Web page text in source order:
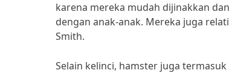
karena mereka mudah dijinakkan
dengan anak-anak. Mereka juga
Smith.
Selain kelinci, hamster juga